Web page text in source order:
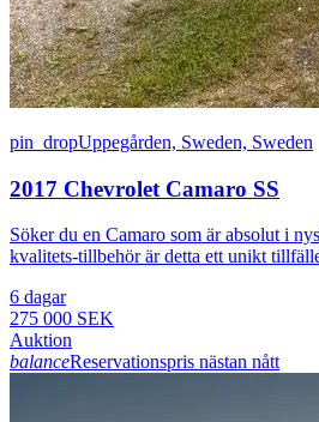
pin_dropUppegården, Sweden, Sweden
2017 Chevrolet Camaro SS
Söker du en Camaro som är absolut i
kvalitets-tillbehör är detta ett unikt
6 dagar
275 000 SEK
Auktion
balanceReservationspris nästan nått